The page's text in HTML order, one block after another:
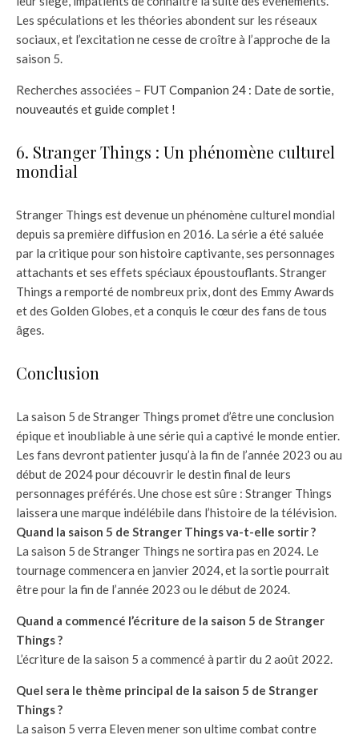
Les spéculations et les théories abondent sur les réseaux
sociaux, et l’excitation ne cesse de croître à l’approche de la
saison 5.
Recherches associées – FUT Companion 24 : Date de sortie,
nouveautés et guide complet !
6. Stranger Things : Un phénomène culturel
mondial
Stranger Things est devenue un phénomène culturel mondial
depuis sa première diffusion en 2016. La série a été saluée
par la critique pour son histoire captivante, ses personnages
attachants et ses effets spéciaux époustouflants. Stranger
Things a remporté de nombreux prix, dont des Emmy Awards
et des Golden Globes, et a conquis le cœur des fans de tous
âges.
Conclusion
La saison 5 de Stranger Things promet d’être une conclusion
épique et inoubliable à une série qui a captivé le monde entier.
Les fans devront patienter jusqu’à la fin de l’année 2023 ou au
début de 2024 pour découvrir le destin final de leurs
personnages préférés. Une chose est sûre : Stranger Things
laissera une marque indélébile dans l’histoire de la télévision.
Quand la saison 5 de Stranger Things va-t-elle sortir ?
La saison 5 de Stranger Things ne sortira pas en 2024. Le
tournage commencera en janvier 2024, et la sortie pourrait
être pour la fin de l’année 2023 ou le début de 2024.
Quand a commencé l’écriture de la saison 5 de Stranger
Things ?
L’écriture de la saison 5 a commencé à partir du 2 août 2022.
Quel sera le thème principal de la saison 5 de Stranger
Things ?
La saison 5 verra Eleven mener son ultime combat contre